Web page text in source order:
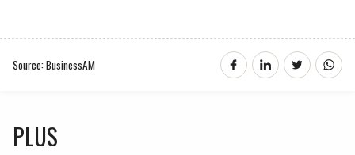
Source: BusinessAM
PLUS